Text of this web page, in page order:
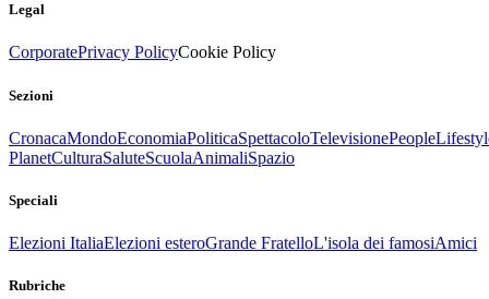
Legal
CorporatePrivacy PolicyCookie Policy
Sezioni
CronacaMondoEconomiaPoliticaSpettacoloTelevisionePeople
PlanetCulturaSaluteScuolaAnimaliSpazio
Speciali
Elezioni ItaliaElezioni esteroGrande FratelloL'isola dei famosiAmici
Rubriche